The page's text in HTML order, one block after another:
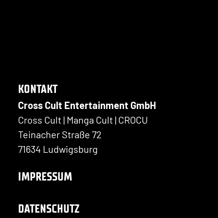
KONTAKT
Cross Cult Entertainment GmbH
Cross Cult | Manga Cult | CROCU
Teinacher Straße 72
71634 Ludwigsburg
IMPRESSUM
DATENSCHUTZ